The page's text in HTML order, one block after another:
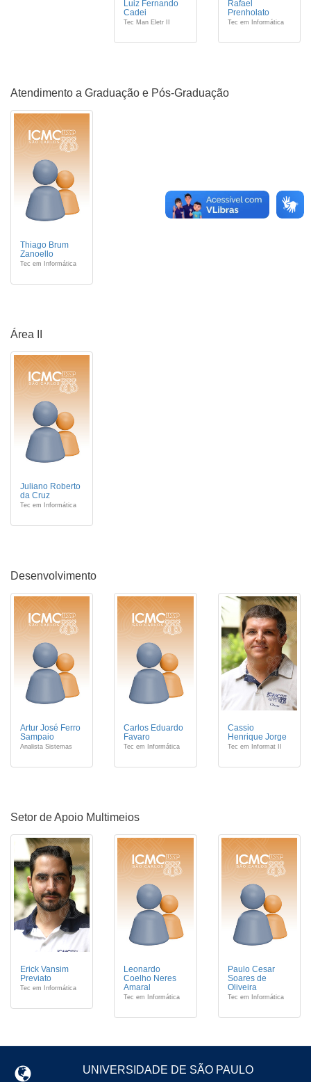
Luiz Fernando
Cadei
Tec Man Eletr II
Rafael
Prenholato
Tec em Informática
Atendimento a Graduação e Pós-Graduação
Thiago Brum
Zanoello
Tec em Informática
Área II
Juliano Roberto
da Cruz
Tec em Informática
Desenvolvimento
Artur José Ferro
Sampaio
Analista Sistemas
Carlos Eduardo
Favaro
Tec em Informática
Cassio
Henrique Jorge
Tec em Informat II
Setor de Apoio Multimeios
Erick Vansim
Previato
Tec em Informática
Leonardo
Coelho Neres
Amaral
Tec em Informática
Paulo Cesar
Soares de
Oliveira
Tec em Informática
UNIVERSIDADE DE SÃO PAULO